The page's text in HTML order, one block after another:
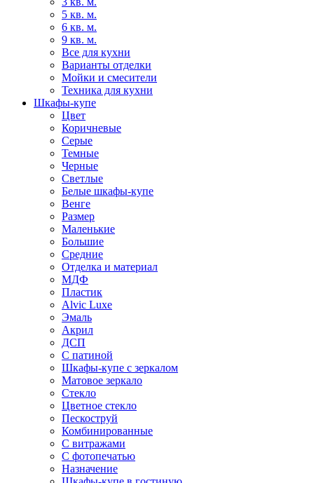
5 кв. м.
6 кв. м.
9 кв. м.
Все для кухни
Варианты отделки
Мойки и смесители
Техника для кухни
Шкафы-купе
Цвет
Коричневые
Серые
Темные
Черные
Светлые
Белые шкафы-купе
Венге
Размер
Маленькие
Большие
Средние
Отделка и материал
МДФ
Пластик
Alvic Luxe
Эмаль
Акрил
ДСП
С патиной
Шкафы-купе с зеркалом
Матовое зеркало
Стекло
Цветное стекло
Пескоструй
Комбинированные
С витражами
С фотопечатью
Назначение